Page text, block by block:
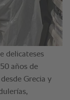
delicateses
años de
Grecia y